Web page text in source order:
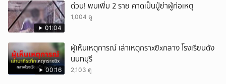
01:04
ด่วน! พบเพิ่ม 2 ราย คาดเป็นปู่ย่าผู้ก่อเหตุ
1,004 ดู
00:16
ผู้เห็นเหตุการณ์ เล่าเหตุกราxยิxกลาง โรงเรียนดัง
นนทบุรี
2,103 ดู